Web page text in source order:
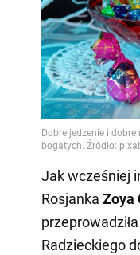
Jak wcześniej
Rosjanka Zoya
Radzieckiego